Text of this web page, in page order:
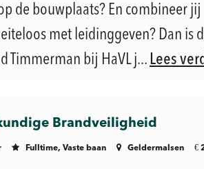
de bouwplaats? En combineer jij
met leidinggeven? Dan is
Timmerman bij HaVL j... Lees
Brandveiligheid
Fulltime, Vaste baan Geldermalsen €